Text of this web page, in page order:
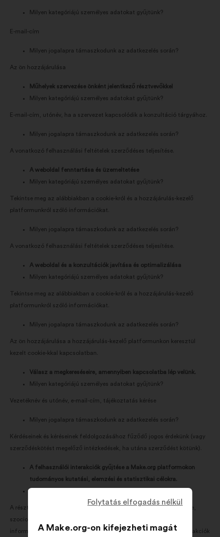
Milyen kategóriájú személyes adatokat gyűjtünk?
E-mail-cím
Milyen jogalapra támaszkodunk az adatkezelés során?
Az ön hozzájárulása
Műhelyek szervezése önként jelentkező résztvevőkkel
Milyen kategóriájú személyes adatokat gyűjtünk?
E-mail-cím, utónév, ha a szervezet kapcsolódik a konzultáció tárgyához.
Milyen jogalapra támaszkodunk az adatkezelés során?
A vonatkozó felhasználási feltételek szerződéses teljesítése.
A weboldal fenntartása és üzemeltetése
Milyen kategóriájú személyes adatokat gyűjtünk?
Tekintse meg az alábbiakban a cookie-król és a hozzájárulás-kezelő
platformunkról szóló információkat.
Milyen jogalapra támaszkodunk az adatkezelés során?
A vonatkozó felhasználási feltételek szerződéses teljesítése.
A weboldal és a konzultációk javítása és optimalizálása
Milyen kategóriájú személyes adatokat gyűjtünk?
Tekintse meg az alábbiakban a cookie-król és a hozzájárulás-kezelő
platformunkról szóló információkat.
Milyen jogalapra támaszkodunk az adatkezelés során?
Az ön hozzájárulása a hozzájárulás-kezelő platformunkon keresztül
kezelt cookie-kkal kapcsolatban.
Válasz a megkereséseire, amennyiben kapcsolatba lép velünk.
Milyen kategóriájú személyes adatokat gyűjtünk?
Vezetéknév és utónév, e-mail-cím, tájékoztatás kérése
Milyen jogalapra támaszkodunk az adatkezelés során?
Kérdéseinek és kéréseinek feldolgozásához fűződő jogos érdekünk (vagy
szerződéskötést megelőző intézkedések, ha utána szerződést kötünk).
A felhasználói interakciók gyűjtése a Make.org platformokon
tudományos kutatási, elemzési és statisztikai célokra.
Milyen kategóriájú személyes adatokat gyűjtünk?
A résztvevők korcsoportja és neme, a résztvevők iskolai végzettsége,
szocio-szakmai és szocio-demográfiai információk, szituációs
információk (a konzultáció tárgyához kapcsolódóan), sessionId, reakciók
Folytatás elfogadás nélkül
A Make.org-on kifejezheti magát